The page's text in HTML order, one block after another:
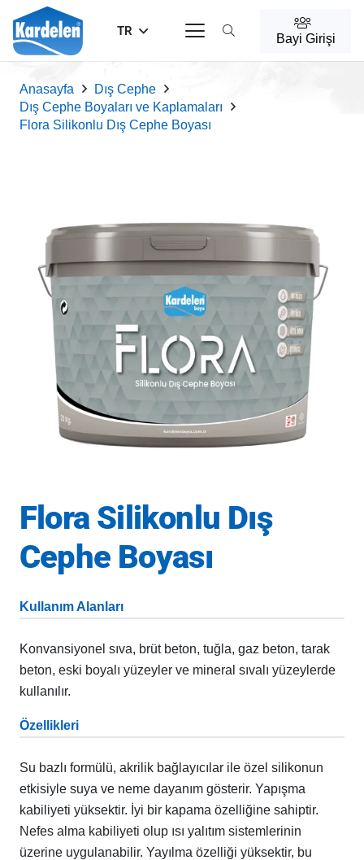
TR
Bayi Girişi
Anasayfa
Dış Cephe
Dış Cephe Boyaları ve Kaplamaları
Flora Silikonlu Dış Cephe Boyası
Flora Silikonlu Dış
Cephe Boyası
Kullanım Alanları
Konvansiyonel sıva, brüt beton, tuğla, gaz beton, tarak
beton, eski boyalı yüzeyler ve mineral sıvalı yüzeylerde
kullanılır.
Özellikleri
Su bazlı formülü, akrilik bağlayıcılar ile özel silikonun
etkisiyle suya ve neme dayanım gösterir. Yapışma
kabiliyeti yüksektir. İyi bir kapama özelliğine sahiptir.
Nefes alma kabiliyeti olup ısı yalıtım sistemlerinin
üzerine uygulanabilir. Yayılma özelliği yüksektir, bu